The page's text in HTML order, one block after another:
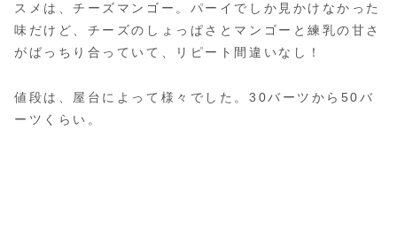
スメは、チーズマンゴー。パーイでしか見かけなかった
味だけど、チーズのしょっぱさとマンゴーと練乳の甘さ
がばっちり合っていて、リピート間違いなし！
値段は、屋台によって様々でした。30バーツから50バ
ーツくらい。